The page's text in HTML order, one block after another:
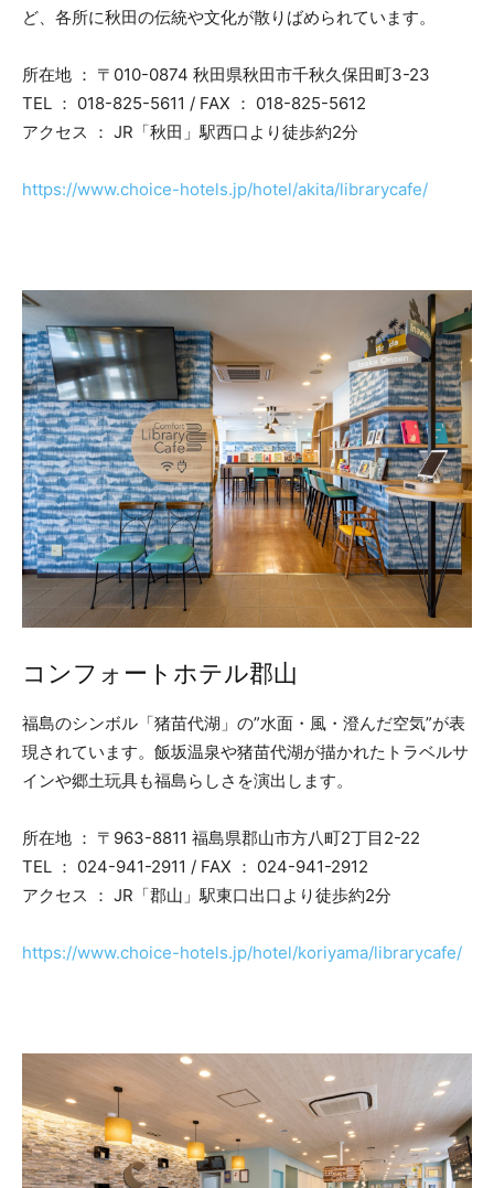
ど、各所に秋田の伝統や文化が散りばめられています。
所在地 ： 〒010-0874 秋田県秋田市千秋久保田町3-23
TEL ： 018-825-5611 / FAX ： 018-825-5612
アクセス ： JR「秋田」駅西口より徒歩約2分
https://www.choice-hotels.jp/hotel/akita/librarycafe/
コンフォートホテル郡山
福島のシンボル「猪苗代湖」の”水面・風・澄んだ空気”が表
現されています。飯坂温泉や猪苗代湖が描かれたトラベルサ
インや郷土玩具も福島らしさを演出します。
所在地 ： 〒963-8811 福島県郡山市方八町2丁目2-22
TEL ： 024-941-2911 / FAX ： 024-941-2912
アクセス ： JR「郡山」駅東口出口より徒歩約2分
https://www.choice-hotels.jp/hotel/koriyama/librarycafe/